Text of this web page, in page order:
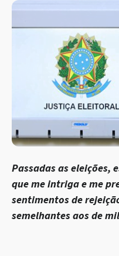
Passadas as eleições,
que me intriga e me
sentimentos de
semelhantes aos de